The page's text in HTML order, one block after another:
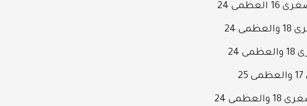
24
24
24
24